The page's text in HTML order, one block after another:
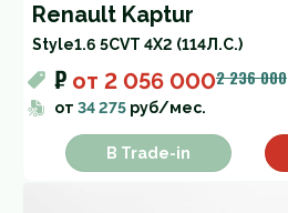
Renault Kaptur
Style1.6 5CVT 4X2 (114Л.С.)
₽ от 2 056 0002 236 000
от 34 275 руб/мес.
В Trade-in